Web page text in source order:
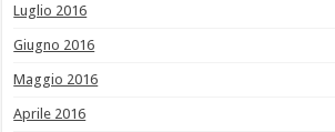
Luglio 2016
Giugno 2016
Maggio 2016
Aprile 2016